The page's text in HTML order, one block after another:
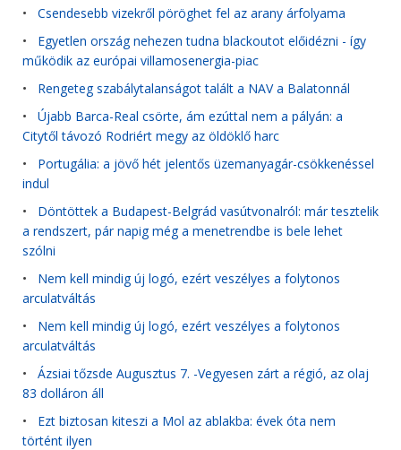
• Csendesebb vizekről pöröghet fel az arany árfolyama
• Egyetlen ország nehezen tudna blackoutot előidézni - így
működik az európai villamosenergia-piac
• Rengeteg szabálytalanságot talált a NAV a Balatonnál
• Újabb Barca-Real csörte, ám ezúttal nem a pályán: a
Citytől távozó Rodriért megy az öldöklő harc
• Portugália: a jövő hét jelentős üzemanyagár-csökkenéssel
indul
• Döntöttek a Budapest-Belgrád vasútvonalról: már tesztelik
a rendszert, pár napig még a menetrendbe is bele lehet
szólni
• Nem kell mindig új logó, ezért veszélyes a folytonos
arculatváltás
• Nem kell mindig új logó, ezért veszélyes a folytonos
arculatváltás
• Ázsiai tőzsde Augusztus 7. -Vegyesen zárt a régió, az olaj
83 dolláron áll
• Ezt biztosan kiteszi a Mol az ablakba: évek óta nem
történt ilyen